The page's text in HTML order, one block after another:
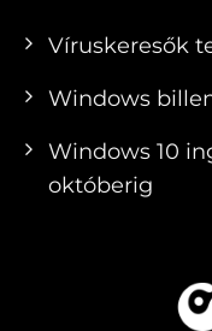
Víruskeresők
Windows
Windows 10
októberig